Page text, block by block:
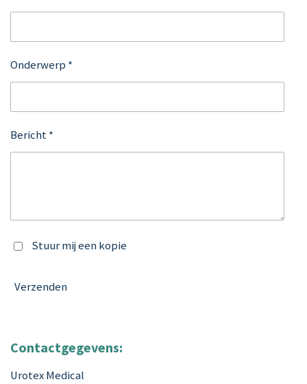
Onderwerp *
Bericht *
Stuur mij een kopie
Verzenden
Contactgegevens:
Urotex Medical